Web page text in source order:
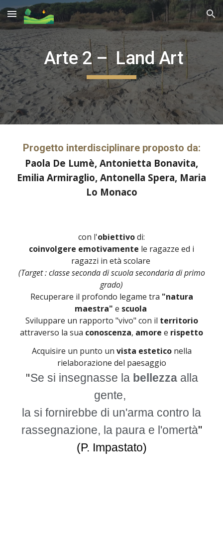
Skip to main content Skip to navigation
Arte 2 – Land Art
Progetto interdisciplinare proposto da:
Paola De Lumè, Antonietta Bonavita,
Emilia Armiraglio, Antonella Spera, Maria
Lo Monaco
con l'obiettivodi:
coinvolgere emotivamente le ragazze ed i
ragazzi in età scolare
(Target : classe seconda di scuola secondaria di primo
grado)
Recuperare il profondo legame tra "natura
maestra" e scuola
Sviluppare un rapporto "vivo" con il territorio
attraverso la sua conoscenza, amore e rispetto
Acquisire un punto un vista esteticonella
rielaborazione del paesaggio
"Se si insegnasse la bellezzaalla
gente,
la si fornirebbe di un'arma contro la
rassegnazione, la paura e l'omertà"
(P. Impastato)